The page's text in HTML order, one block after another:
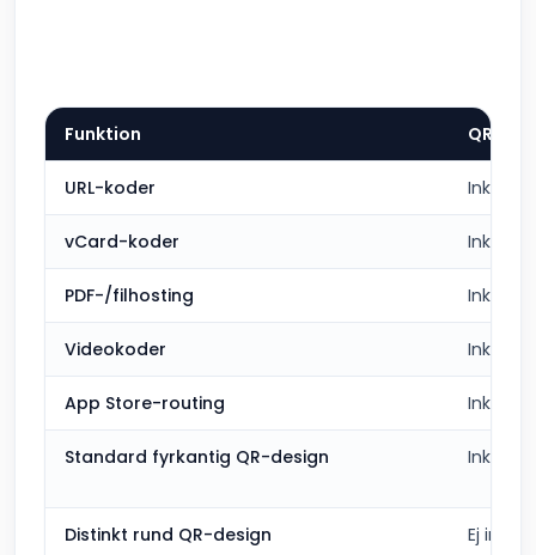
Funktion QR
URL-koder
vCard-koder
PDF-/filhosting
Videokoder
App Store-routing
Standard fyrkantig QR-design
Distinkt rund QR-design Ej